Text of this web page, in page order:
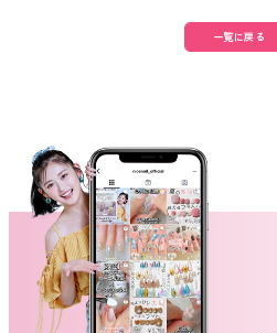
取り扱いカラー
消費者志向自主宣言
新着情報
採用情報
一覧に戻る